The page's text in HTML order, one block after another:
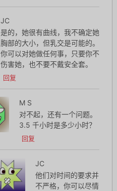
JC
是的，她很有曲线，我不确定她
胸部的大小，但乳交是可能的。
你可以对她做任何事，只要你不
伤害她，也不要不戴安全套。
回复
M S
对不起，还有一个问题。
3.5 千小时是多少小时？
回复
JC
他们对时间的要求并
不严格，你可以尽情